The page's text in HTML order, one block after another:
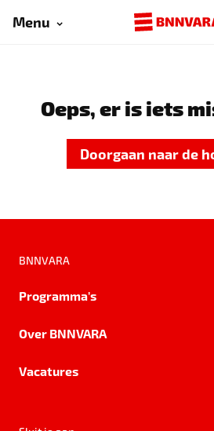
Menu
Oeps, er is iets
Doorgaan naar de
BNNVARA
Programma's
Over BNNVARA
Vacatures